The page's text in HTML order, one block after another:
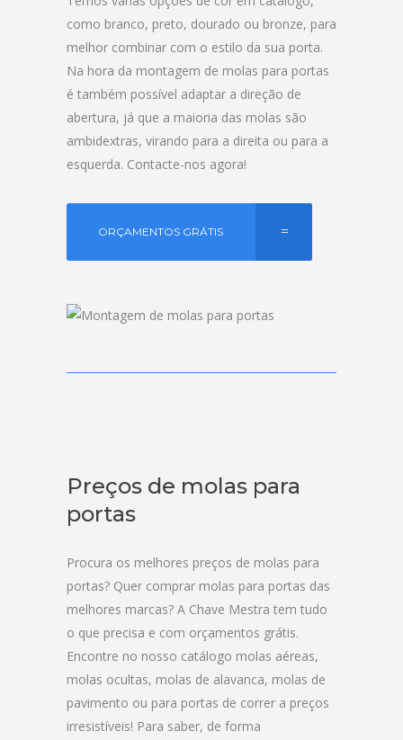
como branco, preto, dourado ou bronze, para
melhor combinar com o estilo da sua porta.
Na hora da montagem de molas para portas
é também possível adaptar a direção de
abertura, já que a maioria das molas são
ambidextras, virando para a direita ou para a
esquerda. Contacte-nos agora!
ORÇAMENTOS GRÁTIS
Preços de molas para
portas
Procura os melhores preços de molas para
portas? Quer comprar molas para portas das
melhores marcas? A Chave Mestra tem tudo
o que precisa e com orçamentos grátis.
Encontre no nosso catálogo molas aéreas,
molas ocultas, molas de alavanca, molas de
pavimento ou para portas de correr a preços
irresistíveis! Para saber, de forma